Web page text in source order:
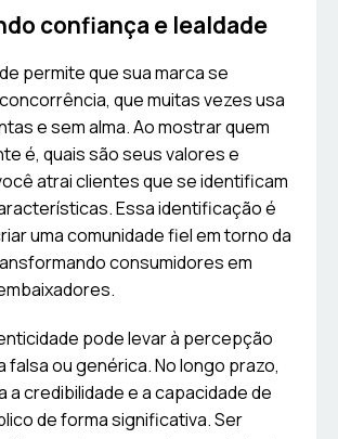
confiança e lealdade
permite que sua marca se
que muitas vezes usa
e sem alma. Ao mostrar quem
é, quais são seus valores e
atrai clientes que se identificam
Essa identificação é
uma comunidade fiel em torno da
consumidores em
pode levar à percepção
falsa ou genérica. No longo prazo,
a credibilidade e a capacidade de
de forma significativa. Ser